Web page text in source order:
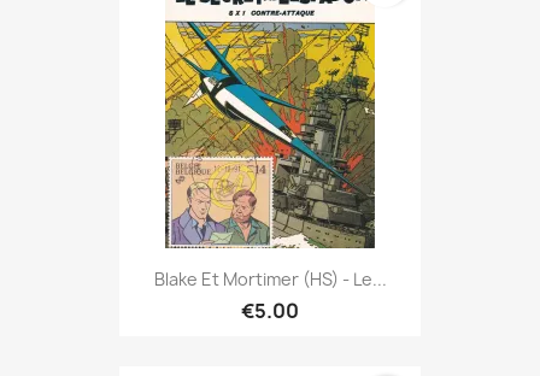
Blake Et Mortimer (HS) - Le...
€5.00